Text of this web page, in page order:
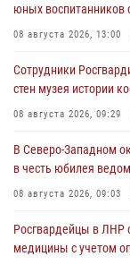
юных воспитанников
08 августа 2026, 13:00
Сотрудники
стен музея истории
08 августа 2026, 09:29
В Северо-Западном
в честь юбилея
08 августа 2026, 09:03
Росгвардейцы в ЛНР
медицины с учетом